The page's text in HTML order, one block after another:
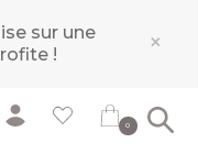
sur une
! ×
0